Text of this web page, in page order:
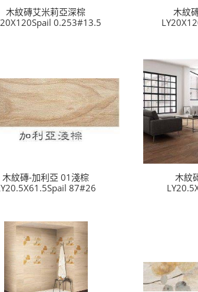
木紋磚艾米莉亞深棕
0.253#13.5
木紋
木紋磚-加利亞 01淺棕
87#26
木紋